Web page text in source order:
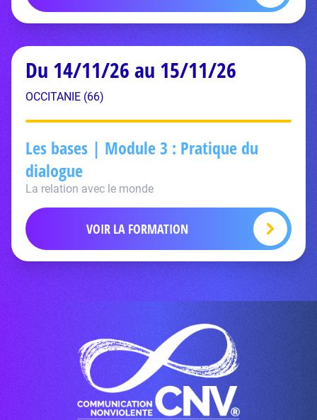
Du 14/11/26 au 15/11/26
OCCITANIE (66)
Les bases | Module 3 : Pratique du
dialogue
La relation avec le monde
VOIR LA FORMATION